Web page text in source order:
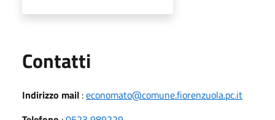
Contatti
Indirizzo mail :economato@comune.fiorenzuola.pc.it